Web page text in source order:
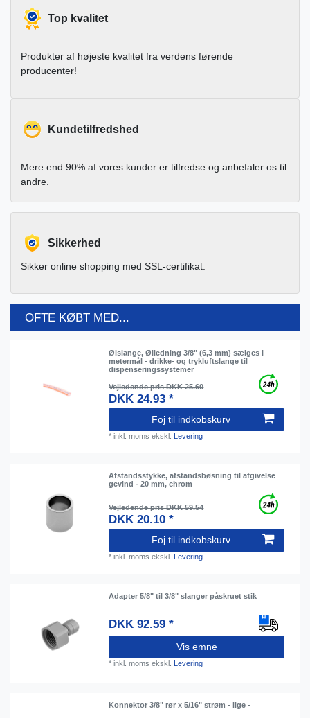
Top kvalitet
Produkter af højeste kvalitet fra verdens førende
producenter!
Kundetilfredshed
Mere end 90% af vores kunder er tilfredse og anbefaler os til
andre.
Sikkerhed
Sikker online shopping med SSL-certifikat.
OFTE KØBT MED...
Ølslange, Ølledning 3/8" (6,3 mm) sælges i
metermål - drikke- og trykluftslange til
dispenseringssystemer
Vejledende pris DKK 25.60
DKK 24.93 *
Foj til indkobskurv
*inkl. moms ekskl. Levering
Afstandsstykke, afstandsbøsning til afgivelse
gevind - 20 mm, chrom
Vejledende pris DKK 59.54
DKK 20.10 *
Foj til indkobskurv
*inkl. moms ekskl. Levering
Adapter 5/8" til 3/8" slanger påskruet stik
DKK 92.59 *
Vis emne
*inkl. moms ekskl. Levering
Konnektor 3/8" rør x 5/16" strøm - lige -